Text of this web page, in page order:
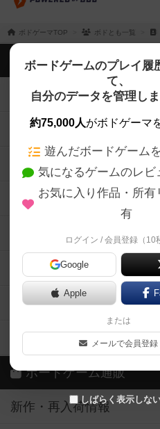
ボドゲーマTOP ボドとも一覧
ボードゲームのプレイ履
て、
自分のデータを管理し
約75,000人がボドゲーマ
遊んだボードゲーム
気になるゲームのレビ
お気に入り作品・所有
有
ログイン / 会員登録（10
Google
Apple
または
メールで会員登録
しばらく表示しな
ボドゲーマTOP
ボードゲームを検索する
ボードゲームの新着レビ
ボードゲーム会情報
メカニクス特集
掲示板・トピックス
ボドとも・会員一覧
ボードゲーム業界コラム
ボドゲーマご利用案内
ボードゲーム通販
新作・再入荷情報